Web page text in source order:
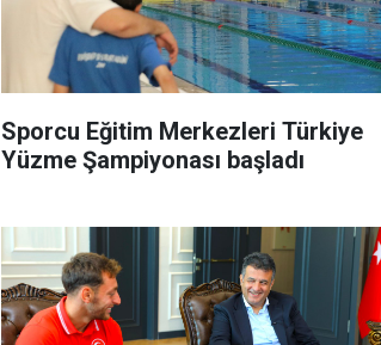
Sporcu Eğitim Merkezleri Türkiye
Yüzme Şampiyonası başladı